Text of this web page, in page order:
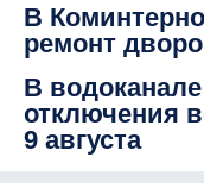
В
ремонт
В
отключения
9 августа